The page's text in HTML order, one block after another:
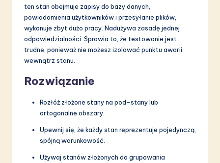
ten stan obejmuje zapisy do bazy danych,
powiadomienia użytkowników i przesyłanie plików,
wykonuje zbyt dużo pracy. Nadużywa zasadę jednej
odpowiedzialności. Sprawia to, że testowanie jest
trudne, ponieważ nie możesz izolować punktu awarii
wewnątrz stanu.
Rozwiązanie
Rozłóż złożone stany na pod-stany lub
ortogonalne obszary.
Upewnij się, że każdy stan reprezentuje pojedynczą,
spójną warunkowość.
Używaj stanów złożonych do grupowania